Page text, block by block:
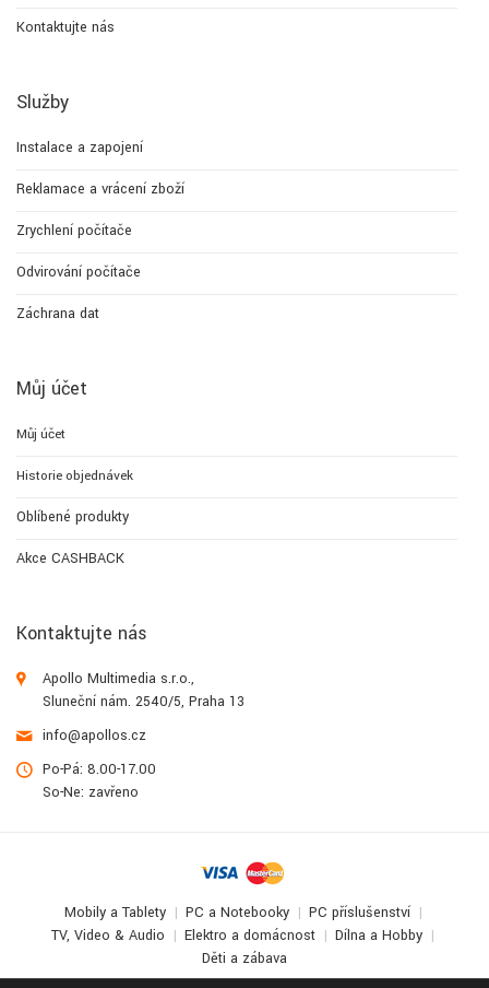
Kontaktujte nás
Služby
Instalace a zapojení
Reklamace a vrácení zboží
Zrychlení počítače
Odvirování počítače
Záchrana dat
Můj účet
Můj účet
Historie objednávek
Oblíbené produkty
Akce CASHBACK
Kontaktujte nás
Apollo Multimedia s.r.o.,
Sluneční nám. 2540/5, Praha 13
info@apollos.cz
Po-Pá: 8.00-17.00
So-Ne: zavřeno
Mobily a Tablety PC a Notebooky
PC příslušenství
TV, Video & Audio
Elektro a domácnost
Dílna a Hobby
Děti a zábava